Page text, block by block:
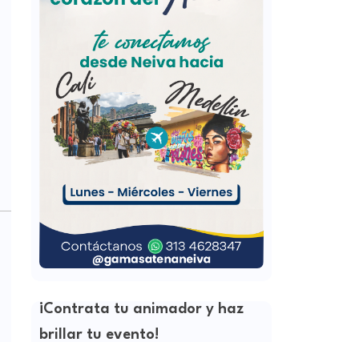
¡Contrata tu animador y haz
brillar tu evento!